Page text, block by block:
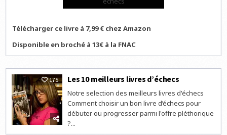
Télécharger ce livre à 7,99 € chez Amazon
Disponible en broché à 13€ à la FNAC
175 Les 10 meilleurs livres d’échecs
Notre selection des meilleurs livres d'échecs
Comment choisir un bon livre d’échecs pour
débuter ou progresser parmi l'offre pléthorique
?...